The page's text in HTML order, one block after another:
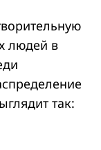
людей в
так: